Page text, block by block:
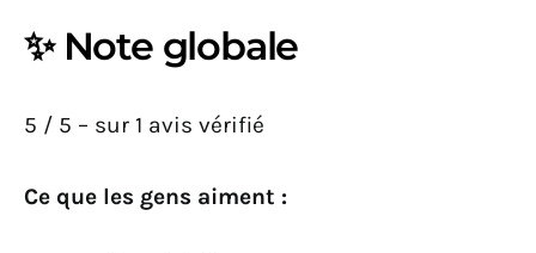
✨ Note globale
5 / 5 – sur 1 avis vérifié
Ce que les gens aiment :